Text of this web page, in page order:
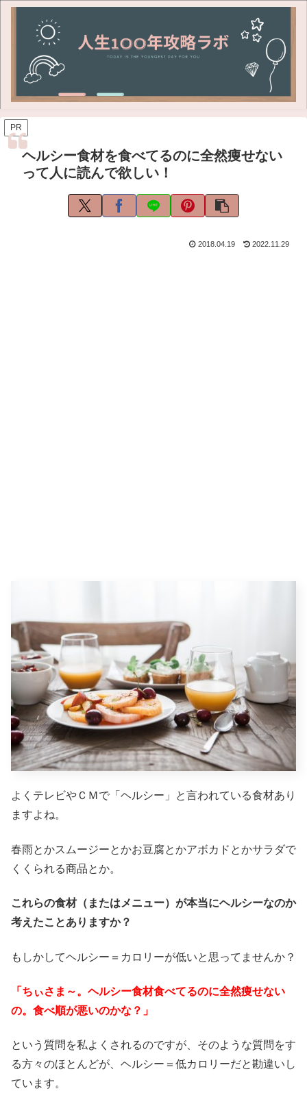
PR
ヘルシー食材を食べてるのに全然痩せない
って人に読んで欲しい！
2018.04.19 2022.11.29
よくテレビやＣＭで「ヘルシー」と言われている食材あり
ますよね。
春雨とかスムージーとかお豆腐とかアボカドとかサラダで
くくられる商品とか。
これらの食材（またはメニュー）が本当にヘルシーなのか
考えたことありますか？
もしかしてヘルシー＝カロリーが低いと思ってませんか？
「ちぃさま～。ヘルシー食材食べてるのに全然痩せない
の。食べ順が悪いのかな？」
という質問を私よくされるのですが、そのような質問をす
る方々のほとんどが、ヘルシー＝低カロリーだと勘違いし
ています。